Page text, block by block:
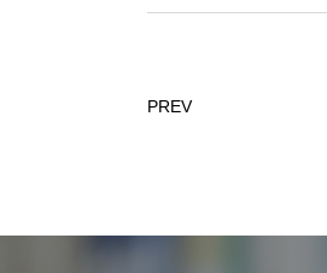
PREV